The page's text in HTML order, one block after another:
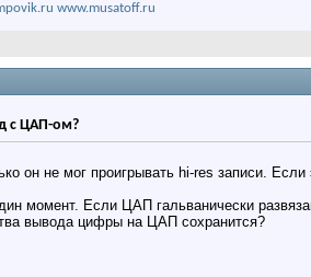
www.musatoff.ru
с ЦАП-ом?
он не мог проигрывать hi-res записи. Если
момент. Если ЦАП гальванически
вывода цифры на ЦАП сохранится?